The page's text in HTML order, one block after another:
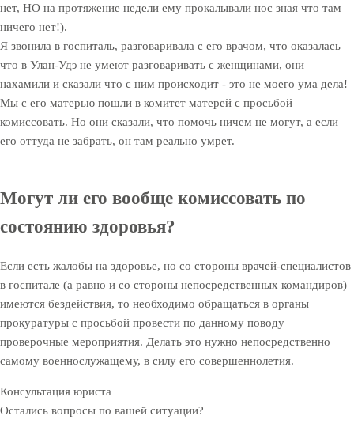
нет, НО на протяжение недели ему прокалывали нос зная что там
ничего нет!).
Я звонила в госпиталь, разговаривала с его врачом, что оказалась
что в Улан-Удэ не умеют разговаривать с женщинами, они
нахамили и сказали что с ним происходит - это не моего ума дела!
Мы с его матерью пошли в комитет матерей с просьбой
комиссовать. Но они сказали, что помочь ничем не могут, а если
его оттуда не забрать, он там реально умрет.
Могут ли его вообще комиссовать по
состоянию здоровья?
Если есть жалобы на здоровье, но со стороны врачей-специалистов
в госпитале (а равно и со стороны непосредственных командиров)
имеются бездействия, то необходимо обращаться в органы
прокуратуры с просьбой провести по данному поводу
проверочные мероприятия. Делать это нужно непосредственно
самому военнослужащему, в силу его совершеннолетия.
Консультация юриста
Остались вопросы по вашей ситуации?